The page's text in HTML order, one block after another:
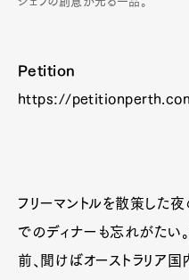
Petition
https://
フリーマントルを散策した夜
でのディナーも忘れがたい
前、聞けばオーストラリア